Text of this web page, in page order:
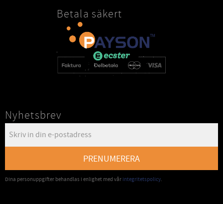
Betala säkert
Nyhetsbrev
PRENUMERERA
Dina personuppgifter behandlas i enlighet med vår integritetspolicy.